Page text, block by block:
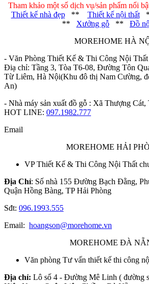
Tham khảo một số dịch vụ/sản phẩm nổi
Thiết kế nhà đẹp** Thiết kế nội thất
** Xưởng gỗ ** Đồ
MOREHOME HÀ
- Văn Phòng Thiết Kế & Thi Công Nội Thất
Điạ chỉ: Tầng 3, Tòa T6-08, Đường Tôn
Từ Liêm, Hà Nội(Khu đô thị Nam Cường,
An)
- Nhà máy sản xuất đồ gỗ : Xã Thượng
HOT LINE: 097.1982.777
Email
MOREHOME HẢI
VP Thiết Kế & Thi Công Nội Thất
Địa Chỉ: Số nhà 155 Đường Bạch Đằng,
Quận Hồng Bàng, TP Hải Phòng
Sđt: 096.1993.555
Email: hoangson@morehome.vn
MOREHOME ĐÀ
Văn phòng Tư vấn thiết kế thi công
Địa chỉ: Lô số 4 - Đường Mê Linh ( đường